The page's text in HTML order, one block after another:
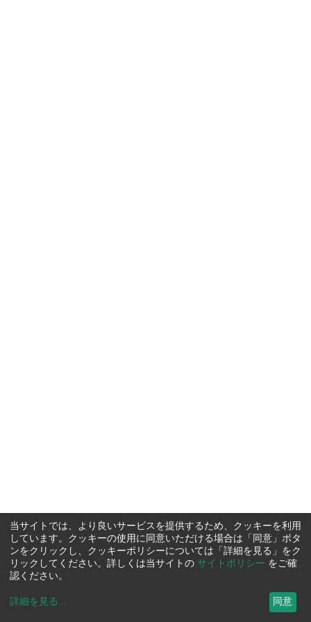
当サイトでは、より良いサービスを提供するため、クッキーを利用
しています。クッキーの使用に同意いただける場合は「同意」ボタ
ンをクリックし、クッキーポリシーについては「詳細を見る」をク
リックしてください。詳しくは当サイトの サイトポリシー をご確
認ください。
詳細を見る ... 同意